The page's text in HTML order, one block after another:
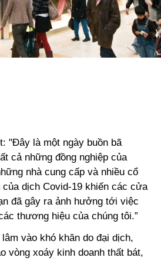
"Đây là một ngày buồn bã
cả những đồng nghiệp của
nhà cung cấp và nhiều cổ
của dịch Covid-19 khiến các cửa
đã gây ra ảnh hưởng tới việc
thương hiệu của chúng tôi.”
vào khó khăn do đại dịch,
vòng xoáy kinh doanh thất bát,